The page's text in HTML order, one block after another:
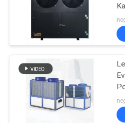
VIDEOLAR
HAKKIMIZDA
FABRIKA
TURU
Co2 Isı